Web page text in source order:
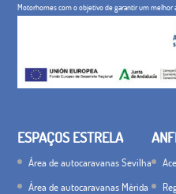
Motorhomes com o objetivo de garantir um melhor
ESPAÇOS ESTRELA
Área de autocaravanas Sevilha
Área de autocaravanas Mérida